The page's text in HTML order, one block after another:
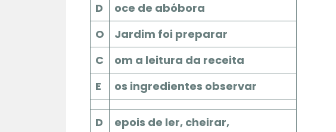
D
oce de abóbora
O
Jardim foi preparar
C
om a leitura da receita
E
os ingredientes observar
D
epois de ler, cheirar,